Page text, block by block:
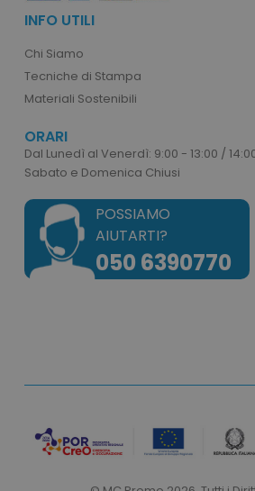
INFO UTILI
Chi Siamo
Tecniche di Stampa
Materiali Sostenibili
ORARI
Dal Lunedì al Venerdì: 9:00 - 13:00 /
Sabato e Domenica Chiusi
POSSIAMO
AIUTARTI?
050 6390770
mage-messages